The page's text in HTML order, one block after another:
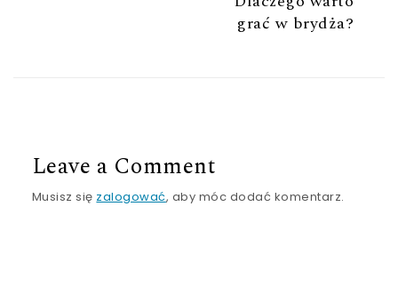
grać w brydża?
Leave a Comment
Musisz się zalogować, aby móc dodać komentarz.